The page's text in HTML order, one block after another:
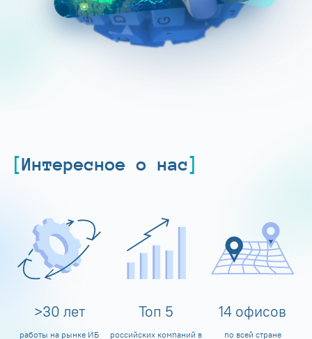
Интересное о нас
>30 лет
работы на рынке ИБ
Топ 5
российских компаний в
14 офисов
по всей стране